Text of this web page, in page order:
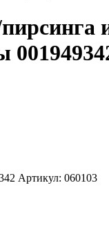
Артикул: 060103